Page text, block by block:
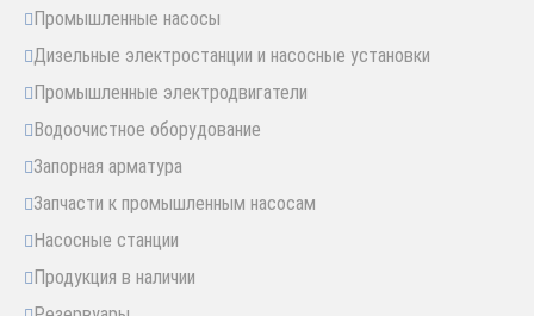
Промышленные насосы
Дизельные электростанции и насосные установки
Промышленные электродвигатели
Водоочистное оборудование
Запорная арматура
Запчасти к промышленным насосам
Насосные станции
Продукция в наличии